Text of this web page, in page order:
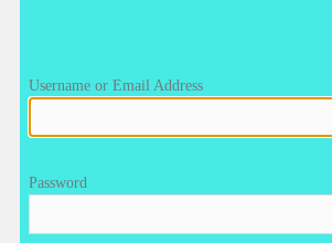
Username or Email Address
Password